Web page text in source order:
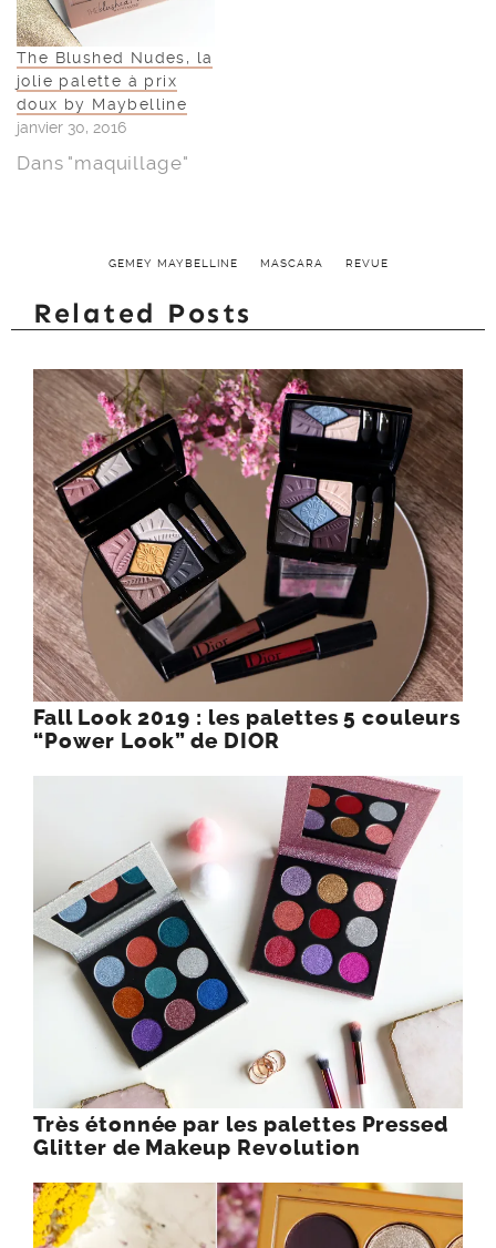
The Blushed Nudes, la
jolie palette à prix
doux by Maybelline
janvier 30, 2016
Dans "maquillage"
GEMEY MAYBELLINE MASCARA REVUE
Related Posts
Fall Look 2019 : les palettes 5 couleurs
“Power Look” de DIOR
Très étonnée par les palettes Pressed
Glitter de Makeup Revolution